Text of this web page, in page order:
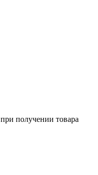
получении товара